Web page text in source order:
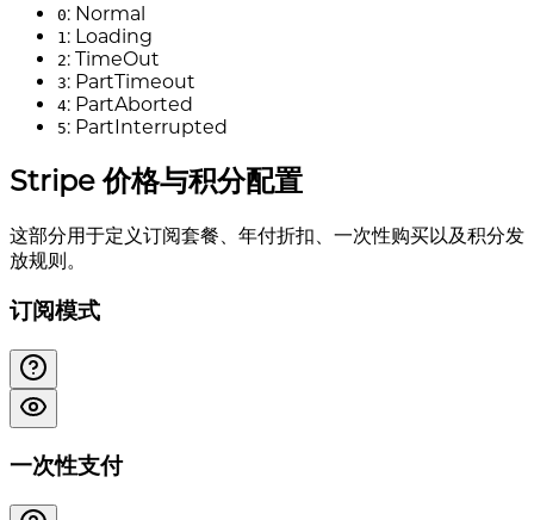
0: Normal
1 : Loading
2: TimeOut
3: PartTimeout
4: PartAborted
5: PartInterrupted
Stripe 价格与积分配置
这部分用于定义订阅套餐、年付折扣、一次性购买以及积分发
放规则。
订阅模式
一次性支付